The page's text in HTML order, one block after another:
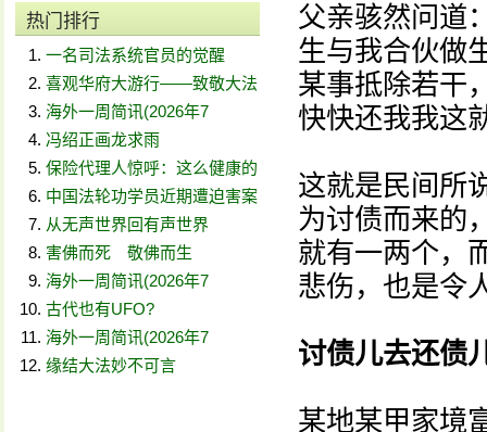
热门排行
一名司法系统官员的觉醒
喜观华府大游行——致敬大法
海外一周简讯(2026年7
冯绍正画龙求雨
保险代理人惊呼：这么健康的
中国法轮功学员近期遭迫害案
从无声世界回有声世界
害佛而死 敬佛而生
海外一周简讯(2026年7
古代也有UFO?
海外一周简讯(2026年7
缘结大法妙不可言
父亲骇然问道
生与我合伙做
某事抵除若干
快快还我我这
这就是民间所
为讨债而来的
就有一两个，
悲伤，也是令
讨债儿去还债
某地某甲家境